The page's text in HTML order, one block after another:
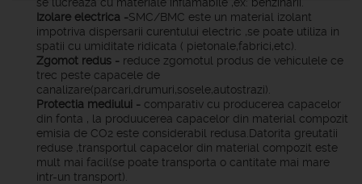
Izolare electrica -SMC/BMC este un material izolant
impotriva dispersarii curentului electric ,se poate utiliza in
spatii cu umiditate ridicata ( pietonale,fabrici,etc).
Zgomot redus - reduce zgomotul produs de vehiculele ce
trec peste capacele de
canalizare(parcari,drumuri,sosele,autostrazi).
Protectia mediului - comparativ cu producerea capacelor
din fonta , la produucerea capacelor din material compozit
emisia de CO2 este considerabil redusa.Datorita greutatii
reduse ,transportul capacelor din material compozit este
mult mai facil(se poate transporta o cantitate mai mare
intr-un transport).